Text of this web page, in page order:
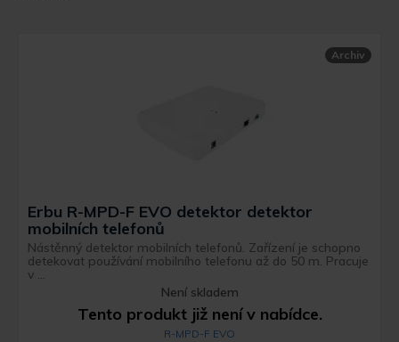
Archiv
Erbu R-MPD-F EVO detektor detektor
mobilních telefonů
Nástěnný detektor mobilních telefonů. Zařízení je schopno
detekovat používání mobilního telefonu až do 50 m. Pracuje
v ...
Není skladem
Tento produkt již není v nabídce.
R-MPD-F EVO